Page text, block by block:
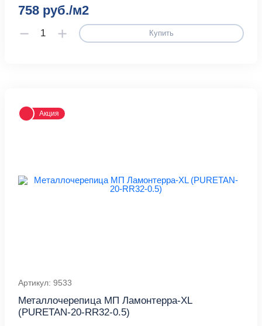
758 руб./м2
Купить
Акция
Артикул: 9533
Металлочерепица МП Ламонтерра-XL
(PURETAN-20-RR32-0.5)